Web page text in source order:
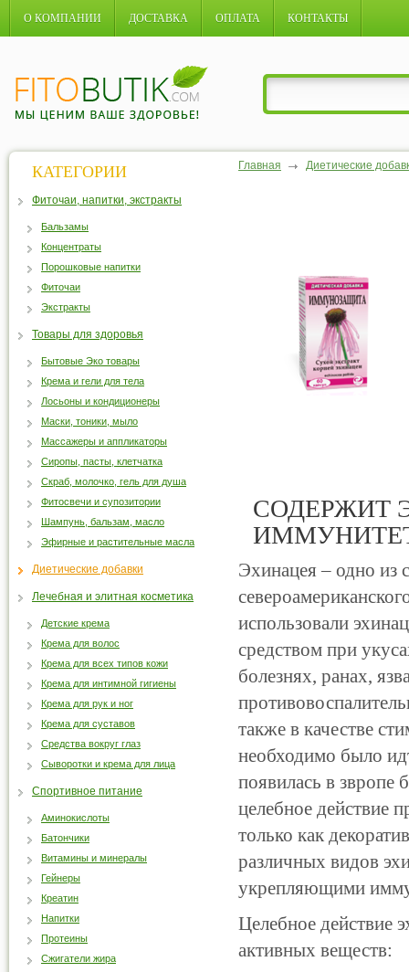
О КОМПАНИИ ДОСТАВКА ОПЛАТА КОНТАКТЫ
Главная Диетические
СОДЕРЖИТ
Эхинацея – одно из
использовали
средством при
болезнях, ранах,
также в качестве
необходимо было
появилась в звропе
целебное действие
только как
различных видов
укрепляющими
Целебное действие
активных веществ:
КАТЕГОРИИ
Фиточаи, напитки, экстракты
Бальзамы
Концентраты
Порошковые напитки
Фиточаи
Экстракты
Товары для здоровья
Бытовые Эко товары
Крема и гели для тела
Лосьоны и кондиционеры
Маски, тоники, мыло
Массажеры и аппликаторы
Сиропы, пасты, клетчатка
Скраб, молочко, гель для душа
Фитосвечи и супозитории
Шампунь, бальзам, масло
Эфирные и растительные масла
Диетические добавки
Лечебная и элитная косметика
Детские крема
Крема для волос
Крема для всех типов кожи
Крема для интимной гигиены
Крема для рук и ног
Крема для суставов
Средства вокруг глаз
Сыворотки и крема для лица
Спортивное питание
Аминокислоты
Батончики
Витамины и минералы
Гейнеры
Креатин
Напитки
Протеины
Сжигатели жира